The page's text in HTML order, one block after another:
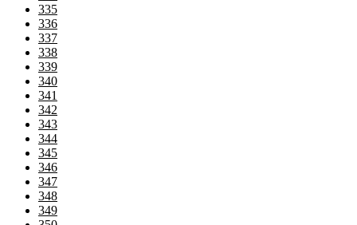
335
336
337
338
339
340
341
342
343
344
345
346
347
348
349